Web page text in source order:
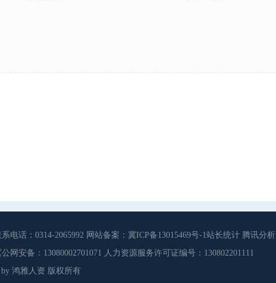
话：0314-2065992 网站备案：冀ICP备13015469号-1站长统计 腾讯分析
网安备：13080002701071 人力资源服务许可证编号：130802201111
by 鸿雅人资 版权所有